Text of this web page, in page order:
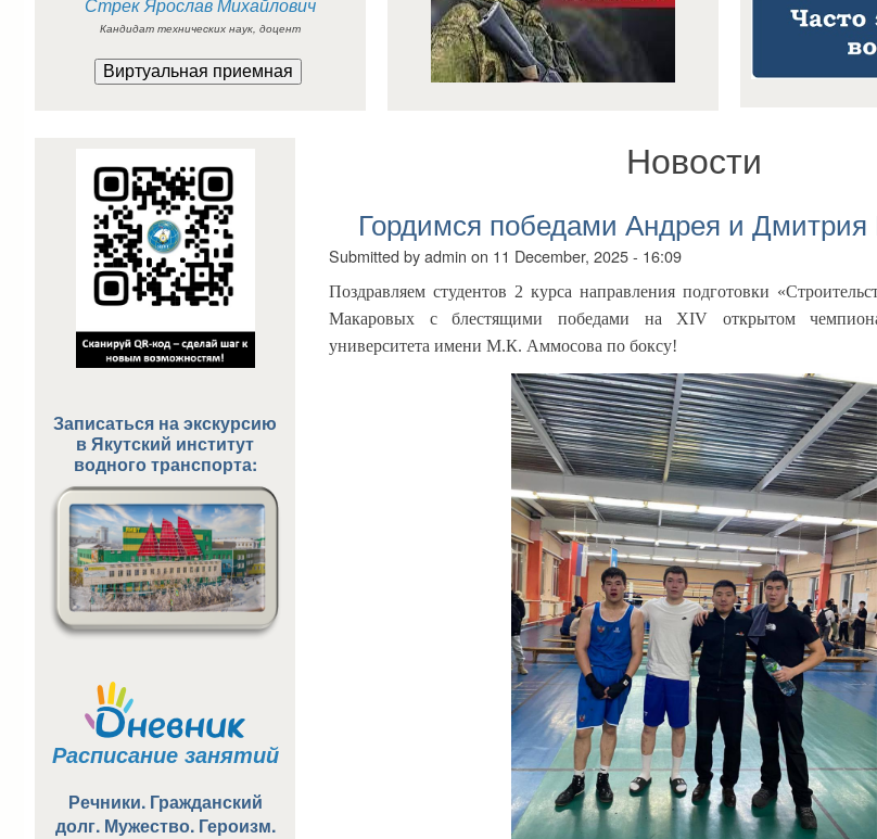
Стрек Ярослав Михайлович
Кандидат технических наук, доцент
Новости
Гордимся победами Андрея и
Submitted byadmin on 11 December, 2025 - 16:09
Поздравляем студентов 2 курса направления подготовки
Макаровых с блестящими победами на XIV открытом
университета имени М.К. Аммосова по боксу!
Записаться на экскурсию
вЯкутский институт
водного транспорта:
Расписание занятий
Речники. Гражданский
долг. Мужество. Героизм.